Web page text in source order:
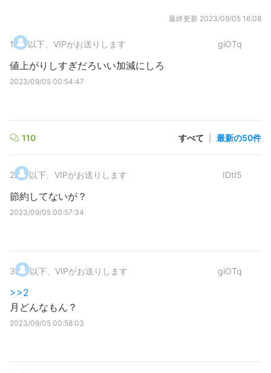
最終更新 2023/09/05 16:08
1. 以下、VIPがお送りします giOTq
値上がりしすぎだろいい加減にしろ
2023/09/05 00:54:47
110 すべて 最新の50件
2. 以下、VIPがお送りします IDtI5
節約してないが？
2023/09/05 00:57:34
3. 以下、VIPがお送りします giOTq
>>2
月どんなもん？
2023/09/05 00:58:03